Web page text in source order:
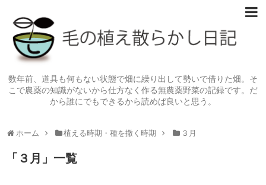
数年前、道具も何もない状態で畑に繰り出して勢いで借りた畑。そ
こで農薬の知識がないから仕方なく作る無農薬野菜の記録です。だ
から誰にでもできるから読めば良いと思う。
ホーム 植える時期・種を撒く時期 ３月
「 ３月 」 一覧